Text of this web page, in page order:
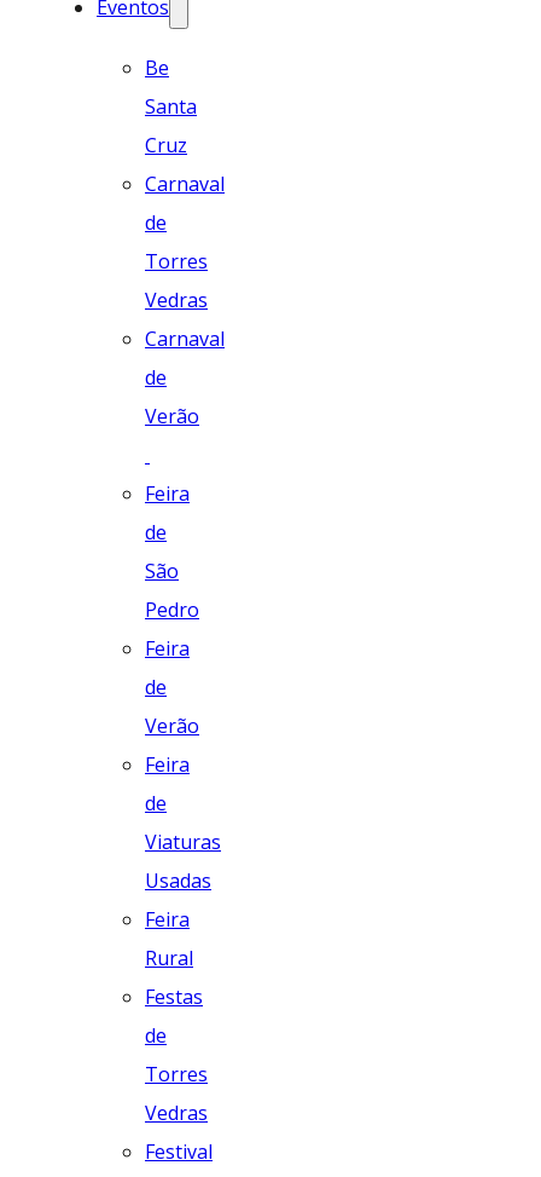
Eventos
Be
Santa
Cruz
Carnaval
de
Torres
Vedras
Carnaval
de
Verão
Feira
de
São
Pedro
Feira
de
Verão
Feira
de
Viaturas
Usadas
Feira
Rural
Festas
de
Torres
Vedras
Festival